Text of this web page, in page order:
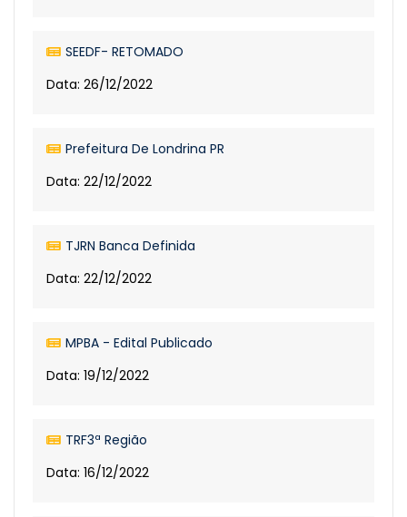
SEEDF- RETOMADO
Data: 26/12/2022
Prefeitura De Londrina PR
Data: 22/12/2022
TJRN Banca Definida
Data: 22/12/2022
MPBA - Edital Publicado
Data: 19/12/2022
TRF3ª Região
Data: 16/12/2022